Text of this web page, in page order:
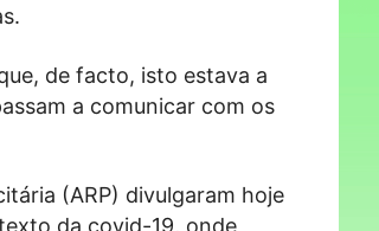
de facto, isto estava a
a comunicar com os
(ARP) divulgaram hoje